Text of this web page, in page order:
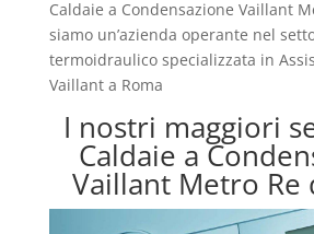
Caldaie a Condensazione Vaillant
siamo un’azienda operante nel
termoidraulico specializzata in
Vaillant a Roma
I nostri maggiori
Caldaie a
Vaillant Metro Re